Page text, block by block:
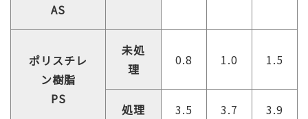
AS
ポリスチレ
ン樹脂
PS
未処
理
0.8 1.0 1.5
処理 3.5 3.7 3.9